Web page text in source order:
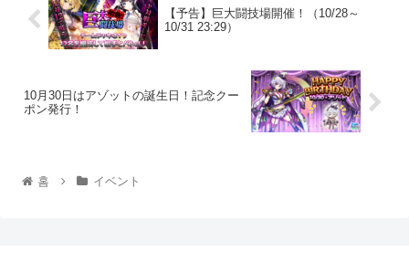
【予告】巨大闘技場開催！（10/28～
10/31 23:29）
10月30日はアゾットの誕生日！記念クー
ポン発行！
홈 イベント